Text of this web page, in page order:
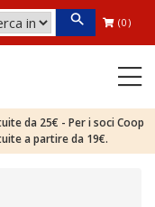
(0)
da 25€ - Per i soci Coop
a partire da 19€.